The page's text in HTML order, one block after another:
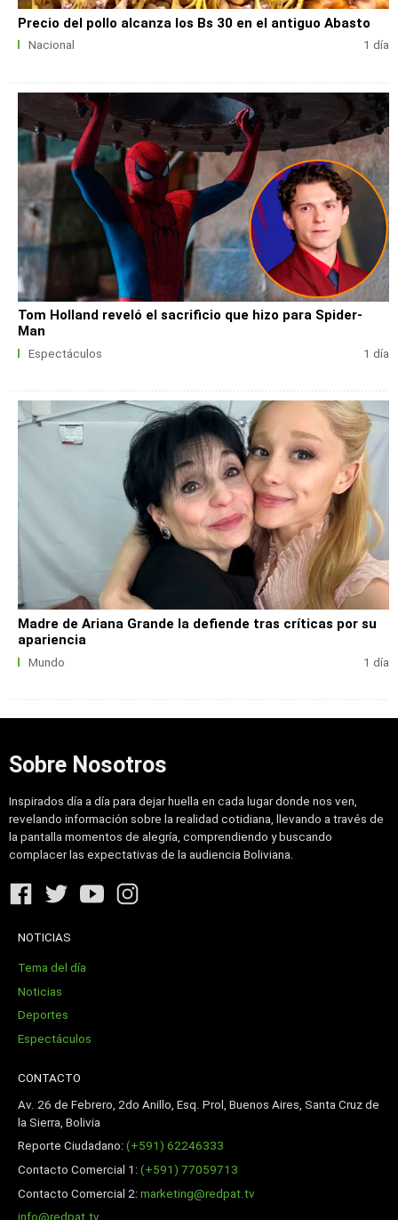
Precio del pollo alcanza los Bs 30 en el antiguo Abasto
Nacional 1 día
Tom Holland reveló el sacrificio que hizo para Spider-
Man
Espectáculos 1 día
Madre de Ariana Grande la defiende tras críticas por su
apariencia
Mundo 1 día
Sobre Nosotros
Inspirados día a día para dejar huella en cada lugar donde nos ven,
revelando información sobre la realidad cotidiana, llevando a través de
la pantalla momentos de alegría, comprendiendo y buscando
complacer las expectativas de la audiencia Boliviana.
NOTICIAS
Tema del día
Noticias
Deportes
Espectáculos
CONTACTO
Av. 26 de Febrero, 2do Anillo, Esq. Prol, Buenos Aires, Santa Cruz de
la Sierra, Bolivia
Reporte Ciudadano:(+591) 62246333
Contacto Comercial 1:(+591) 77059713
Contacto Comercial 2:marketing@redpat.tv
info@redpat.tv